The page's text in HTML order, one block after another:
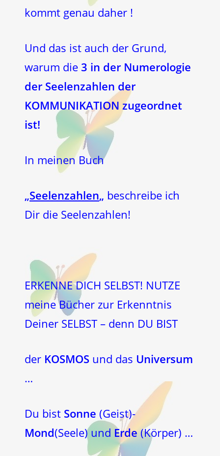
kommt genau daher !
Und das ist auch der Grund,
warum die 3 in der Numerologie
der Seelenzahlen der
KOMMUNIKATION zugeordnet
ist!
In meinen Buch
„Seelenzahlen„ beschreibe ich
Dir die Seelenzahlen!
ERKENNE DICH SELBST! NUTZE
meine Bücher zur Erkenntnis
Deiner SELBST – denn DU BIST
der KOSMOS und das Universum
…
Du bist Sonne (Geist)-
Mond(Seele) und Erde(Körper) …